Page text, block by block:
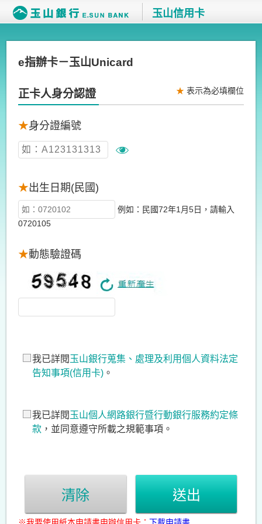
玉山信用卡
e指辦卡－玉山Unicard
正卡人身分認證 ★表示為必填欄位
★身分證編號
★出生日期(民國)
例如：民國72年1月5日，請輸入
0720105
★動態驗證碼
我已詳閱 玉山銀行蒐集、處理及利用個人資料法定
告知事項(信用卡) 。
我已詳閱 玉山個人網路銀行暨行動銀行服務約定條
款 ，並同意遵守所載之規範事項。
清除 送出